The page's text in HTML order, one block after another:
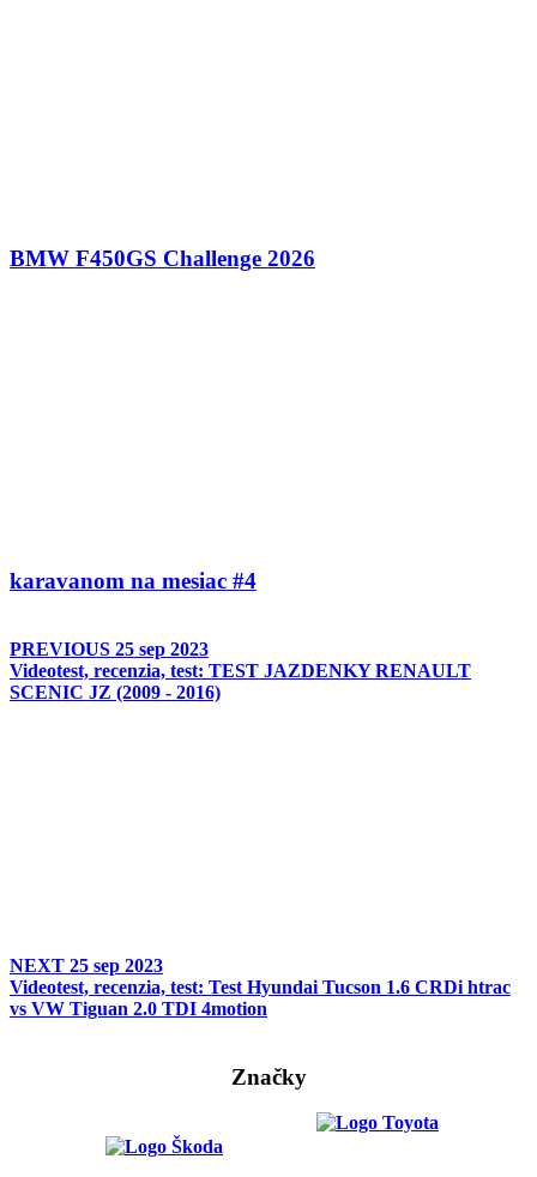
BMW F450GS Challenge 2026
karavanom na mesiac #4
PREVIOUS 25 sep 2023
Videotest, recenzia, test: TEST JAZDENKY RENAULT
SCENIC JZ (2009 - 2016)
NEXT 25 sep 2023
Videotest, recenzia, test: Test Hyundai Tucson 1.6 CRDi htrac
vs VW Tiguan 2.0 TDI 4motion
Značky